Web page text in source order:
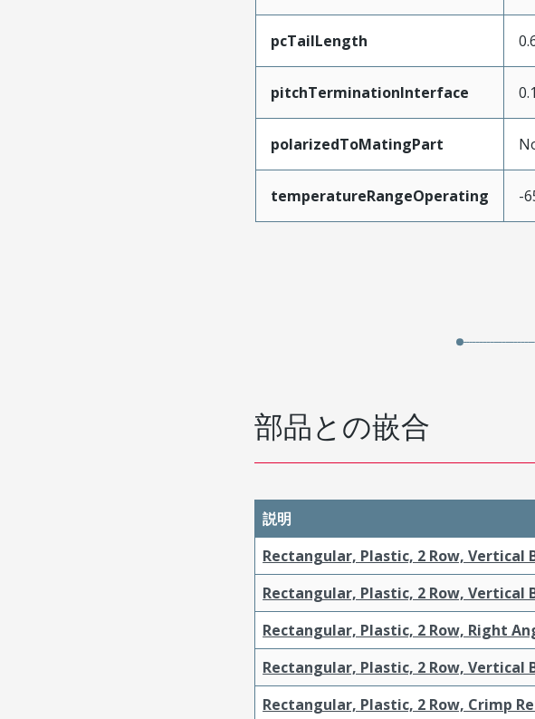
pcTailLength
pitchTerminationInterface
polarizedToMatingPart
temperatureRangeOperating -
部品との嵌合
説明
Rectangular, Plastic, 2 Row, Vertical
Rectangular, Plastic, 2 Row, Vertical
Rectangular, Plastic, 2 Row, Right
Rectangular, Plastic, 2 Row, Vertical
Rectangular, Plastic, 2 Row, Crimp